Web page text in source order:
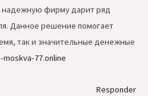
фирму дарит ряд
Данное решение помогает
так и значительные денежные
77.online
Responder